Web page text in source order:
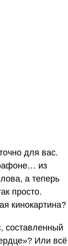
для вас.
из
а теперь
просто.
кинокартина?
составленный
Или всё